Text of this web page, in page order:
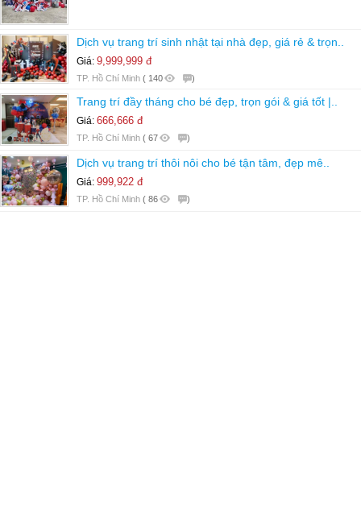
Dịch vụ trang trí sinh nhật tại nhà đẹp, giá rẻ & trọn..
Giá: 9,999,999 đ
TP. Hồ Chí Minh ( 140 )
Trang trí đầy tháng cho bé đẹp, trọn gói & giá tốt |..
Giá: 666,666 đ
TP. Hồ Chí Minh ( 67 )
Dịch vụ trang trí thôi nôi cho bé tận tâm, đẹp mê..
Giá: 999,922 đ
TP. Hồ Chí Minh ( 86 )